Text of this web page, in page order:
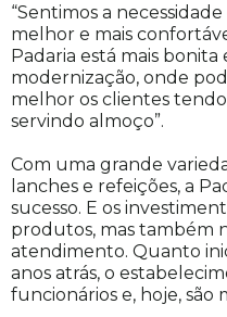
“Sentimos a
melhor e mais
Padaria está mais
modernização, onde
melhor os clientes tendo
servindo almoço”.
Com uma grande
lanches e refeições, a
sucesso. E os
produtos, mas também
atendimento. Quanto
anos atrás, o
funcionários e, hoje, são